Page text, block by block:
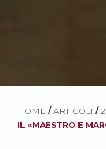
HOME / ARTICOLI /
IL «MAESTRO E